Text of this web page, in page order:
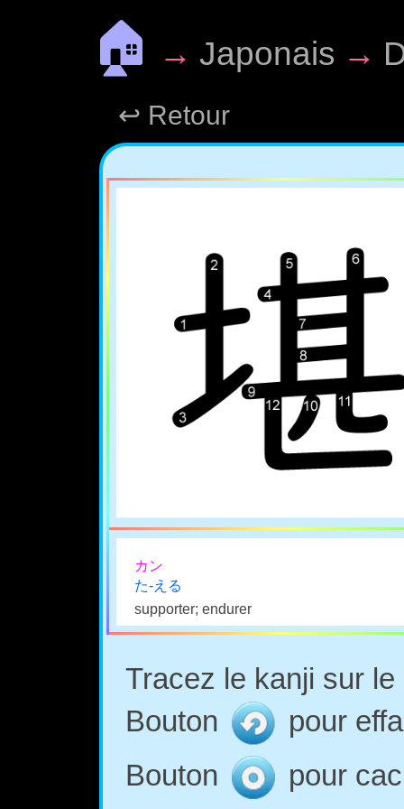
🏠 → Japonais →
↩ Retour
カン
た-える
supporter; endurer
Tracez le kanji sur
Bouton
pour
Bouton
pour